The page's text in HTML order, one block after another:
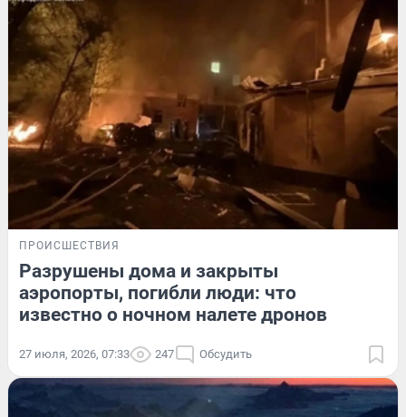
ПРОИСШЕСТВИЯ
Разрушены дома и закрыты
аэропорты, погибли люди: что
известно о ночном налете дронов
27 июля, 2026, 07:33 247 Обсудить